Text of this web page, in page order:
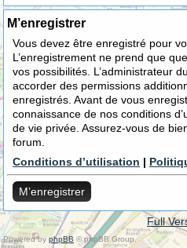
M’enregistrer
Vous devez être enregistré pour
L’enregistrement ne prend que
vos possibilités. L’administrateur
accorder des permissions
enregistrés. Avant de vous
connaissance de nos conditions
de vie privée. Assurez-vous de
forum.
Conditions d’utilisation |
M’enregistrer
Full
Powered byphpBB © phpBB Group.